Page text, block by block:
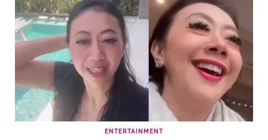
ENTERTAINMENT